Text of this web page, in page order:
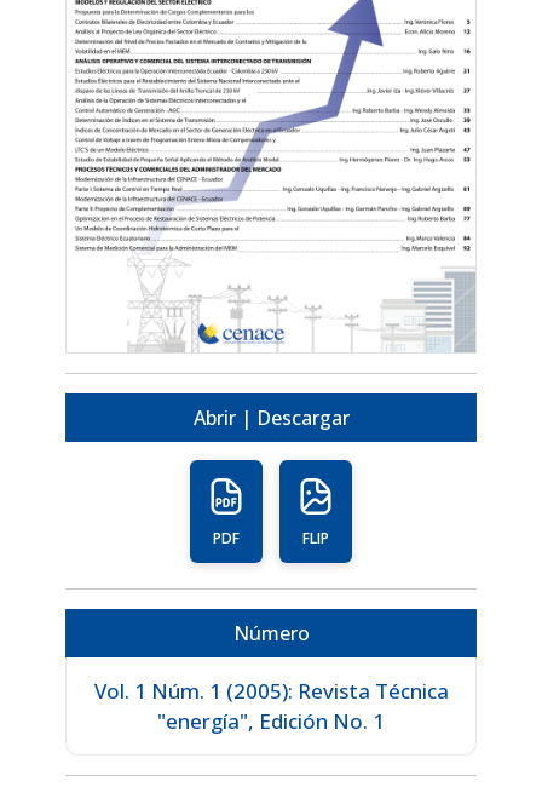
Abrir | Descargar
PDF FLIP
Número
Vol. 1 Núm. 1 (2005): Revista Técnica
"energía", Edición No. 1